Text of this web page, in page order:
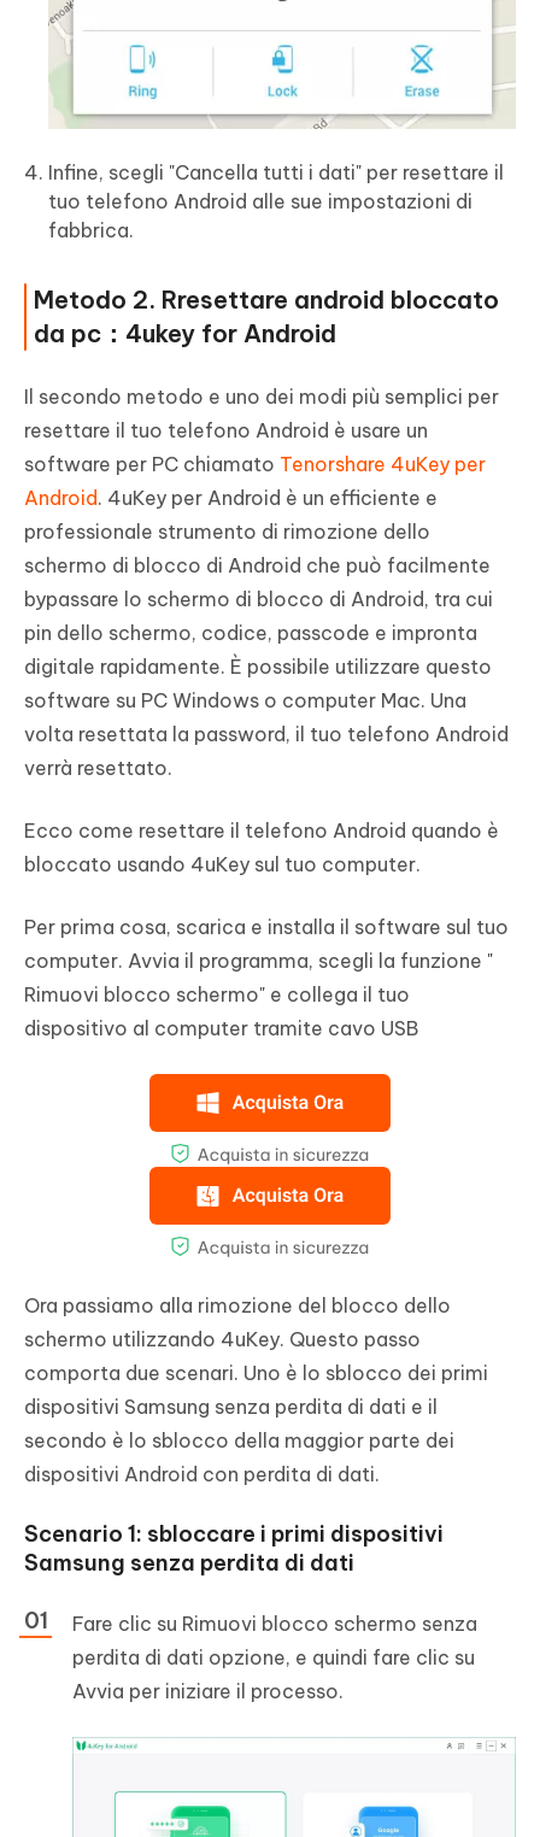
Infine, scegli "Cancella tutti i dati" per resettare il
tuo telefono Android alle sue impostazioni di
fabbrica.
Metodo 2. Rresettare android bloccato
da pc：4ukey for Android
Il secondo metodo e uno dei modi più semplici per
resettare il tuo telefono Android è usare un
software per PC chiamato Tenorshare 4uKey per
Android. 4uKey per Android è un efficiente e
professionale strumento di rimozione dello
schermo di blocco di Android che può facilmente
bypassare lo schermo di blocco di Android, tra cui
pin dello schermo, codice, passcode e impronta
digitale rapidamente. È possibile utilizzare questo
software su PC Windows o computer Mac. Una
volta resettata la password, il tuo telefono Android
verrà resettato.
Ecco come resettare il telefono Android quando è
bloccato usando 4uKey sul tuo computer.
Per prima cosa, scarica e installa il software sul tuo
computer. Avvia il programma, scegli la funzione "
Rimuovi blocco schermo" e collega il tuo
dispositivo al computer tramite cavo USB
Ora passiamo alla rimozione del blocco dello
schermo utilizzando 4uKey. Questo passo
comporta due scenari. Uno è lo sblocco dei primi
dispositivi Samsung senza perdita di dati e il
secondo è lo sblocco della maggior parte dei
dispositivi Android con perdita di dati.
Scenario 1: sbloccare i primi dispositivi
Samsung senza perdita di dati
Fare clic su Rimuovi blocco schermo senza
perdita di dati opzione, e quindi fare clic su
Avvia per iniziare il processo.